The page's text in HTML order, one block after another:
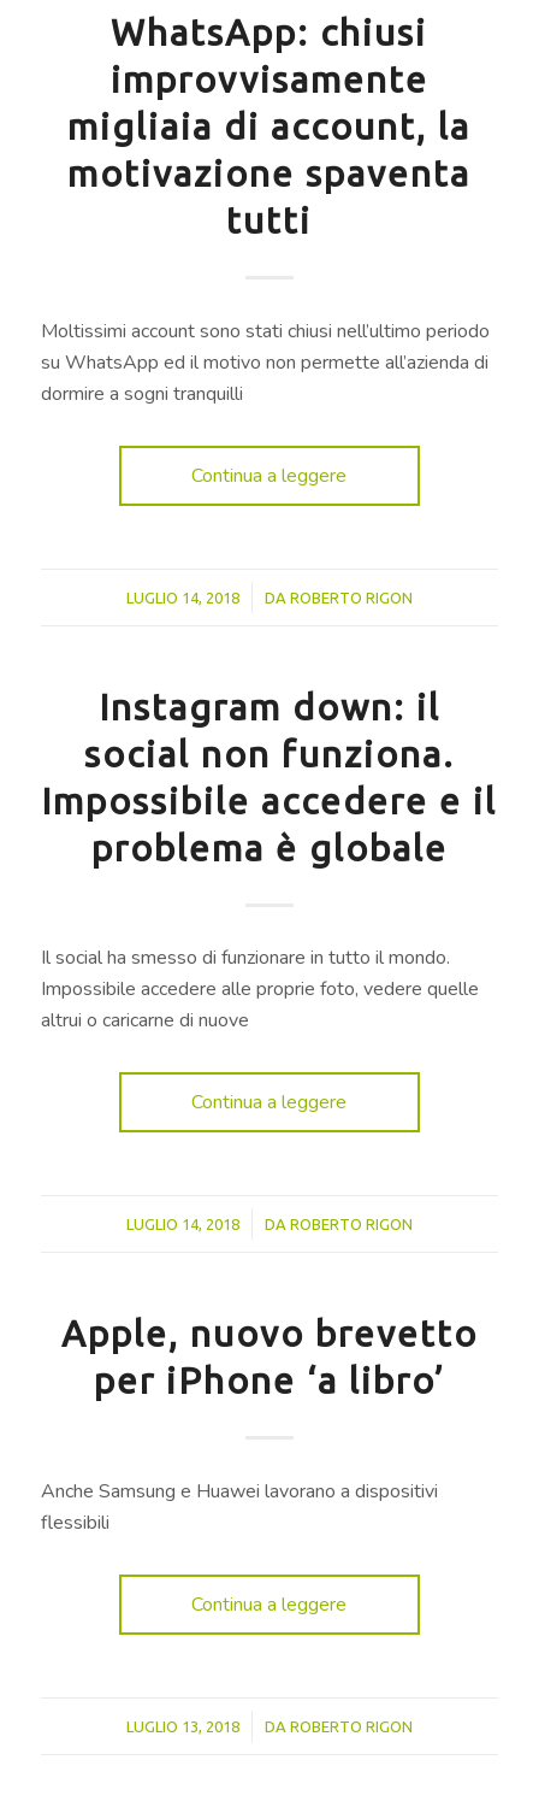
WhatsApp: chiusi
improvvisamente
migliaia di account, la
motivazione spaventa
tutti
Moltissimi account sono stati chiusi nell’ultimo periodo
su WhatsApp ed il motivo non permette all’azienda di
dormire a sogni tranquilli
Continua a leggere
LUGLIO 14, 2018
/ DA ROBERTO RIGON
Instagram down: il
social non funziona.
Impossibile accedere e il
problema è globale
Il social ha smesso di funzionare in tutto il mondo.
Impossibile accedere alle proprie foto, vedere quelle
altrui o caricarne di nuove
Continua a leggere
LUGLIO 14, 2018
/ DA ROBERTO RIGON
Apple, nuovo brevetto
per iPhone ‘a libro’
Anche Samsung e Huawei lavorano a dispositivi
flessibili
Continua a leggere
LUGLIO 13, 2018
/ DA ROBERTO RIGON